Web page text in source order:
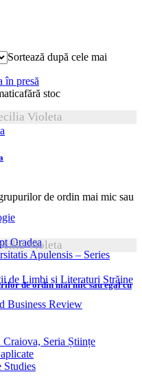
în presă
Oradea
Apulensis – Series
de Limbi și Literaturi Străine
Business Review
Seria Științe
Studies
Sortează după cele mai
fără stoc
Violeta
Violeta
de ordin mai mic sau egal cu